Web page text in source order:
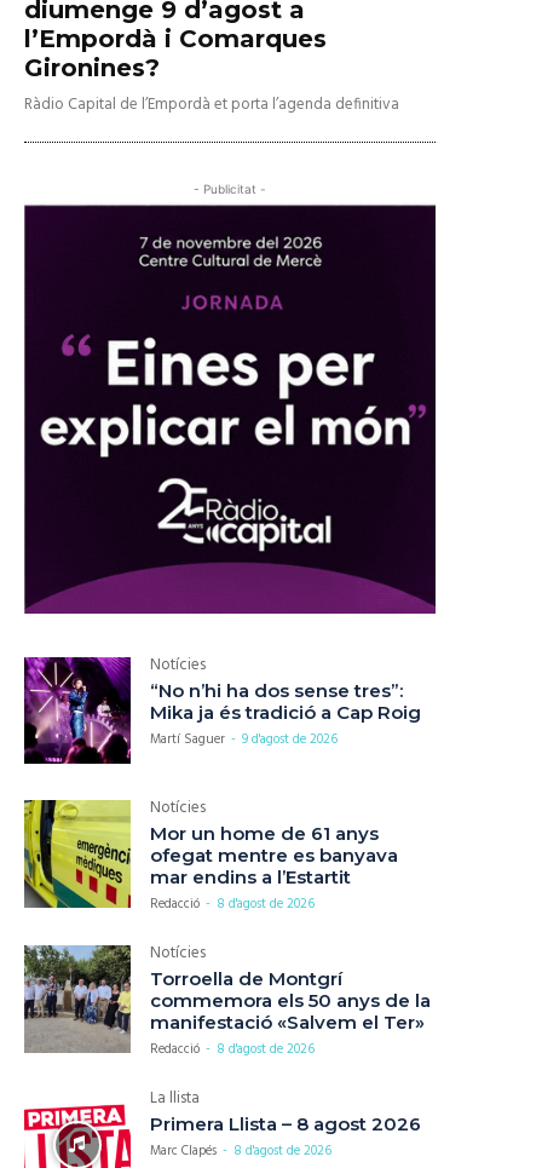
diumenge 9 d’agost a
l’Empordà i Comarques
Gironines?
Ràdio Capital de l’Empordà et porta l’agenda definitiva
- Publicitat -
Notícies
“No n’hi ha dos sense tres”:
Mika ja és tradició a Cap Roig
Martí Saguer - 9 d'agost de 2026
Notícies
Mor un home de 61 anys
ofegat mentre es banyava
mar endins a l’Estartit
Redacció - 8 d'agost de 2026
Notícies
Torroella de Montgrí
commemora els 50 anys de la
manifestació «Salvem el Ter»
Redacció - 8 d'agost de 2026
La llista
Primera Llista – 8 agost 2026
Marc Clapés - 8 d'agost de 2026